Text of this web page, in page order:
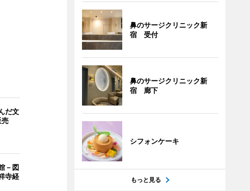
だ文
売
－図
寺経
鼻のサージクリニック新
宿 受付
鼻のサージクリニック新
宿 廊下
シフォンケーキ
もっと見る